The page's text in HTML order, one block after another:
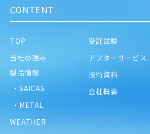
CONTENT
TOP
当社の強み
製品情報
・SAICAS
・METAL
WEATHER
受託試験
アフターサービス
技術資料
会社概要